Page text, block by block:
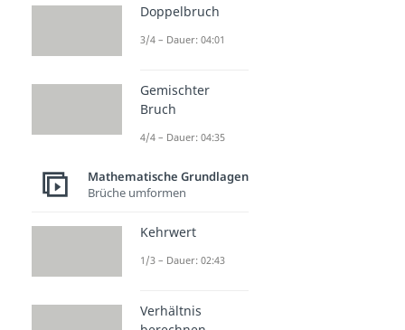
Doppelbruch
3/4 – Dauer: 04:01
Gemischter
Bruch
4/4 – Dauer: 04:35
Mathematische Grundlagen
Brüche umformen
Kehrwert
1/3 – Dauer: 02:43
Verhältnis